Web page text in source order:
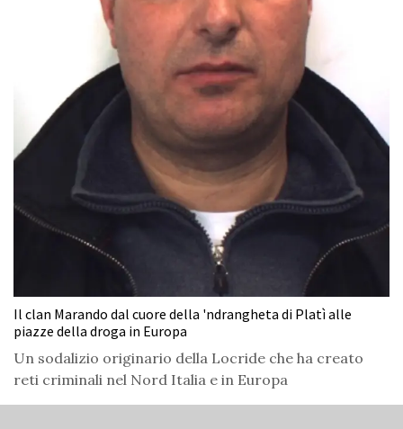
Il clan Marando dal cuore della 'ndrangheta di Platì alle
piazze della droga in Europa
Un sodalizio originario della Locride che ha creato
reti criminali nel Nord Italia e in Europa